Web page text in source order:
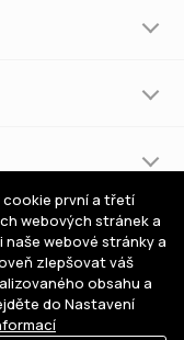
cookie první a třetí
webových stránek a
naše webové stránky a
zlepšovat váš
obsahu a
do Nastavení